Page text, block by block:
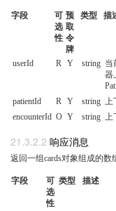
字段
可
选
性
预
取
令
牌
类型 描
userId R Y string 当
器
patientId
R Y string 上
encounterId O Y string 上
响应消息
返回一组cards对象组成的数
字段
可
选
性
类型 描述